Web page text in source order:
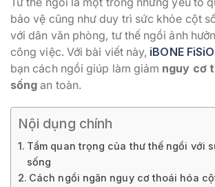
bảo vệ cũng như duy trì sức khỏe cột
với dân văn phòng, tư thế ngồi ảnh
công việc. Với bài viết này, iBONE FiSiO
bạn cách ngồi giúp làm giảm nguy cơ
sống an toàn.
Nội dụng chính
Tầm quan trọng của thư thế ngồi với
sống
Cách ngồi ngăn nguy cơ thoái hóa